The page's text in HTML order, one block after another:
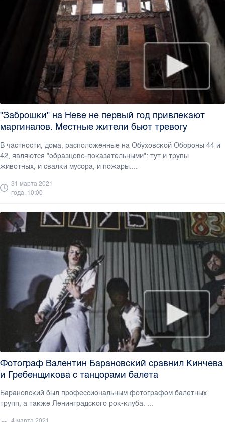
"Заброшки" на Неве не первый год привлекают
маргиналов. Местные жители бьют тревогу
В частности, дома, расположенные на Обуховской Обороны 44 и
42, являются "образцово-показательными": тут и трупы
животных, и свалки мусора, и пожары....
31 марта 2021
года, 10:00
Фотограф Валентин Барановский сравнил Кинчева
и Гребенщикова с танцорами балета
Барановский был профессиональным фотографом балетных
трупп, а также Ленинградского рок-клуба. ...